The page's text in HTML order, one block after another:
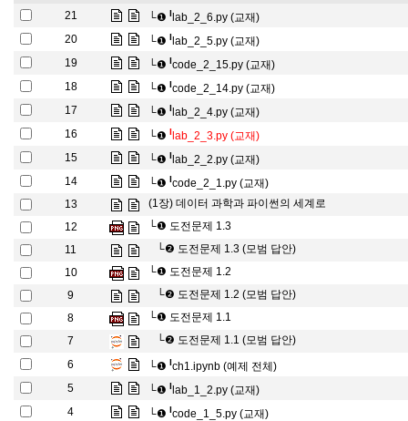
21
└❶ l lab_2_6.py (교재)
20
└❶ l lab_2_5.py (교재)
19
└❶ lcode_2_15.py (교재)
18
└❶ lcode_2_14.py (교재)
17
└❶ l lab_2_4.py (교재)
16
└❶ l lab_2_3.py (교재)
15
└❶ l lab_2_2.py (교재)
14
└❶ lcode_2_1.py (교재)
13
(1장) 데이터 과학과 파이썬의 세계로
12
└❶ 도전문제 1.3
11
└❷ 도전문제 1.3 (모범 답안)
10
└❶ 도전문제 1.2
9
└❷ 도전문제 1.2 (모범 답안)
8
└❶ 도전문제 1.1
7
└❷ 도전문제 1.1 (모범 답안)
6
└❶ lch1.ipynb (예제 전체)
5
└❶ l lab_1_2.py (교재)
4
└❶ lcode_1_5.py (교재)